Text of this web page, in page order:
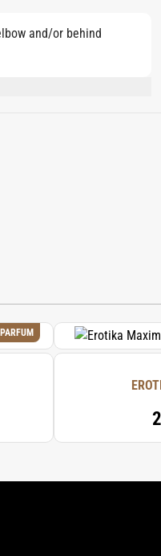
and/or behind
CITRAL, HEXYL CINNAMAL,